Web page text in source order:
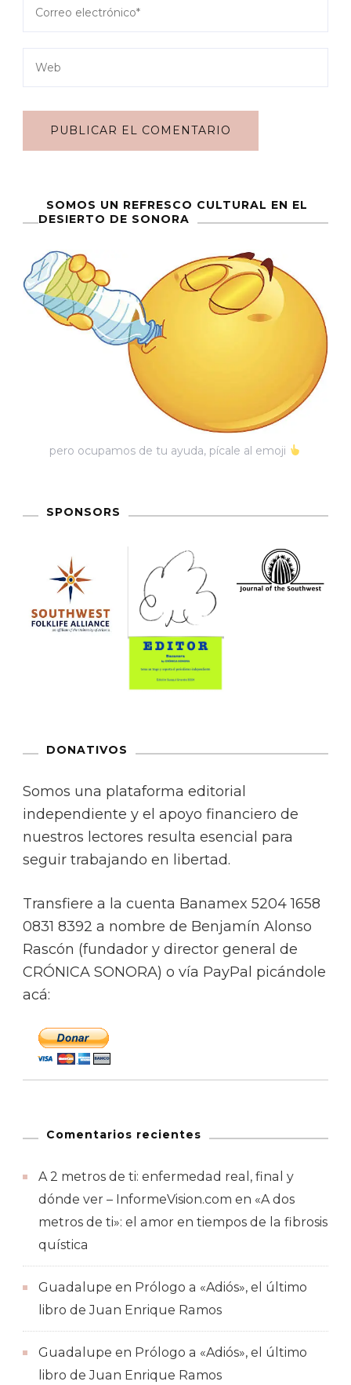
SOMOS UN REFRESCO CULTURAL EN EL
DESIERTO DE SONORA
pero ocupamos de tu ayuda, pícale al emoji
SPONSORS
DONATIVOS
Somos una plataforma editorial
independiente y el apoyo financiero de
nuestros lectores resulta esencial para
seguir trabajando en libertad.
Transfiere a la cuenta Banamex 5204 1658
0831 8392 a nombre de Benjamín Alonso
Rascón (fundador y director general de
CRÓNICA SONORA) o vía PayPal picándole
acá:
Comentarios recientes
A 2 metros de ti: enfermedad real, final y
dónde ver – InformeVision.com en «A dos
metros de ti»: el amor en tiempos de la fibrosis
quística
Guadalupe en Prólogo a «Adiós», el último
libro de Juan Enrique Ramos
Guadalupe en Prólogo a «Adiós», el último
libro de Juan Enrique Ramos